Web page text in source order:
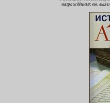
награждённых ею,